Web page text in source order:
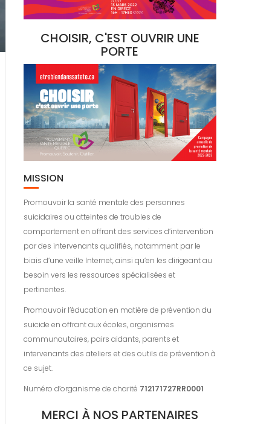
CHOISIR, C'EST OUVRIR UNE
PORTE
MISSION
Promouvoir la santé mentale des personnes
suicidaires ou atteintes de troubles de
comportement en offrant des services d’intervention
par des intervenants qualifiés, notamment par le
biais d’une veille Internet, ainsi qu’en les dirigeant au
besoin vers les ressources spécialisées et
pertinentes.
Promouvoir l’éducation en matière de prévention du
suicide en offrant aux écoles, organismes
communautaires, pairs aidants, parents et
intervenants des ateliers et des outils de prévention à
ce sujet.
Numéro d’organisme de charité 712171727RR0001
MERCI À NOS PARTENAIRES